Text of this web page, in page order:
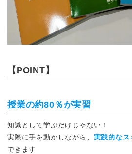
【POINT】
授業の約80％が実習
知識として学ぶだけじゃない！
実際に手を動かしながら、 実践的なス
できます